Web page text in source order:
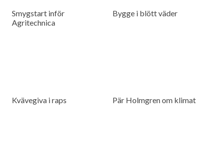
Smygstart inför
Agritechnica
Bygge i blött väder
Kvävegiva i raps Pär Holmgren om klimat